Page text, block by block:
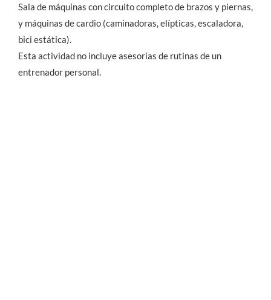
Sala de máquinas con circuito completo de brazos y piernas,
y máquinas de cardio (caminadoras, elípticas, escaladora,
bici estática).
Esta actividad no incluye asesorías de rutinas de un
entrenador personal.